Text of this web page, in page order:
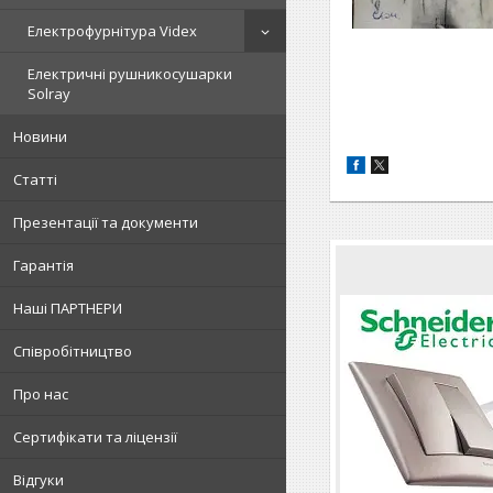
Електрофурнітура Videx
Електричні рушникосушарки
Solray
Новини
Статті
Презентації та документи
Гарантія
Наші ПАРТНЕРИ
Співробітництво
Про нас
Сертифікати та ліцензії
Відгуки